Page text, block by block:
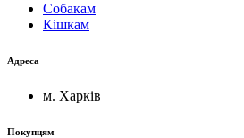
Собакам
Кішкам
Адреса
м. Харків
Покупцям